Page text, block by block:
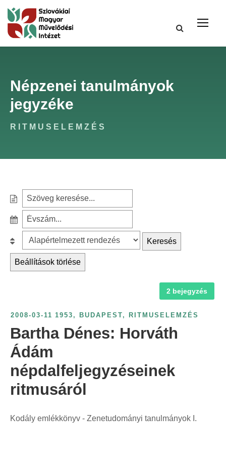
Népzenei tanulmányok
jegyzéke
RITMUSELEMZÉS
e
c
h
:
z
é
v
z
á
m
z
r
e
s
l
á
s
:
Keresés
Beállítások törlése
2 bejegyzés
2008-03-11 1953 , BUDAPEST, RITMUSELEMZÉS
Bartha Dénes: Horváth
Ádám
népdalfeljegyzéseinek
ritmusáról
Kodály emlékkönyv - Zenetudományi tanulmányok I.